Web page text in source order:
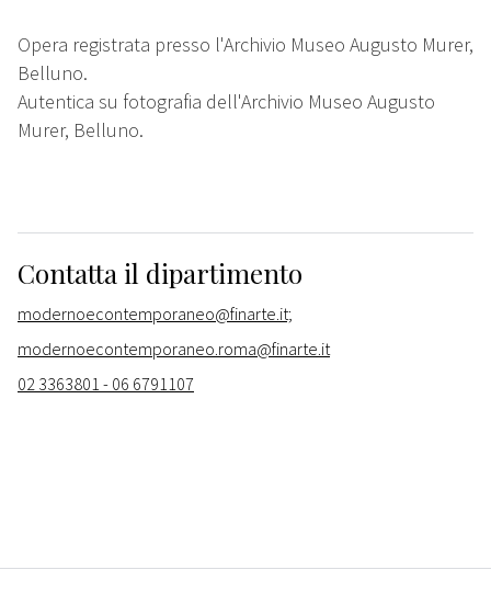
Opera registrata presso l'Archivio Museo Augusto Murer,
Belluno.
Autentica su fotografia dell'Archivio Museo Augusto
Murer, Belluno.
Contatta il dipartimento
modernoecontemporaneo@finarte.it;
modernoecontemporaneo.roma@finarte.it
02 3363801 - 06 6791107